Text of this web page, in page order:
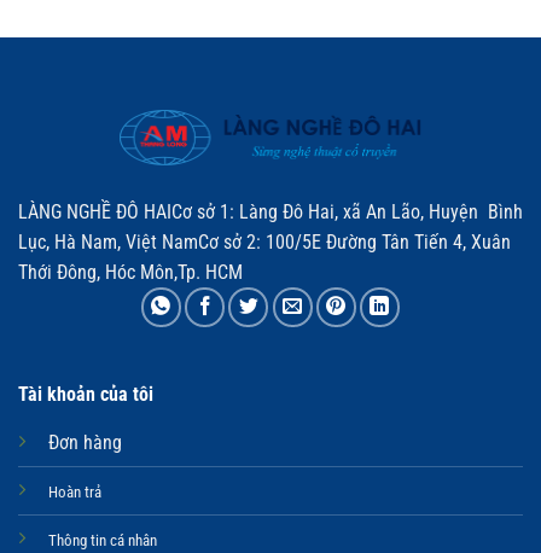
LÀNG NGHỀ ĐÔ HAICơ sở 1: Làng Đô Hai, xã An Lão, Huyện Bình
Lục, Hà Nam, Việt NamCơ sở 2: 100/5E Đường Tân Tiến 4, Xuân
Thới Đông, Hóc Môn,Tp. HCM
Tài khoản của tôi
Đơn hàng
Hoàn trả
Thông tin cá nhân